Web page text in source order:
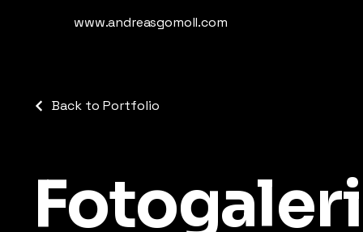
www.andreasgomoll.com
Back to Portfolio